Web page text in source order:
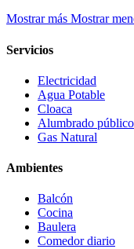
Mostrar más Mostrar
Servicios
Electricidad
Agua Potable
Cloaca
Alumbrado público
Gas Natural
Ambientes
Balcón
Cocina
Baulera
Comedor diario